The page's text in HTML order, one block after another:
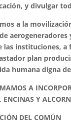
y divulgar
a la
las instituciones, a
plan
humana digna
A
ENCINAS Y
DEL COMÚN